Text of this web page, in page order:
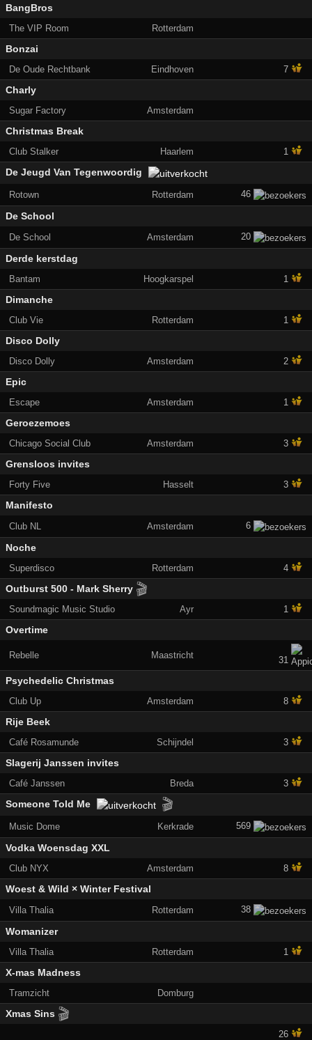
BangBros
The VIP Room Rotterdam
Bonzai
De Oude Rechtbank Eindhoven 7
Charly
Sugar Factory Amsterdam
Christmas Break
Club Stalker Haarlem 1
De Jeugd Van Tegenwoordig
Rotown Rotterdam 46
De School
De School Amsterdam 20
Derde kerstdag
Bantam Hoogkarspel 1
Dimanche
Club Vie Rotterdam 1
Disco Dolly
Disco Dolly Amsterdam 2
Epic
Escape Amsterdam 1
Geroezemoes
Chicago Social Club Amsterdam 3
Grensloos invites
Forty Five Hasselt 3
Manifesto
Club NL Amsterdam 6
Noche
Superdisco Rotterdam 4
Outburst 500 - Mark Sherry 🎬
Soundmagic Music Studio Ayr 1
Overtime
Rebelle Maastricht 31
Psychedelic Christmas
Club Up Amsterdam 8
Rije Beek
Café Rosamunde Schijndel 3
Slagerij Janssen invites
Café Janssen Breda 3
Someone Told Me 🎬
Music Dome Kerkrade 569
Vodka Woensdag XXL
Club NYX Amsterdam 8
Woest & Wild × Winter Festival
Villa Thalia Rotterdam 38
Womanizer
Villa Thalia Rotterdam 1
X-mas Madness
Tramzicht Domburg
Xmas Sins 🎬
26